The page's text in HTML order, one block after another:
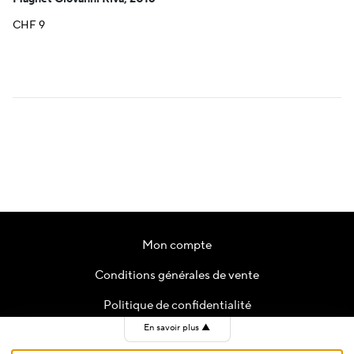
CHF9
Mon compte
Conditions générales de vente
Politique de confidentialité
Contact
En savoir plus ▲